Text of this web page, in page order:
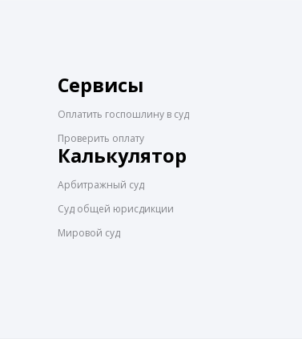
Сервисы
Оплатить госпошлину в суд
Проверить оплату
Калькулятор
Арбитражный суд
Суд общей юрисдикции
Мировой суд